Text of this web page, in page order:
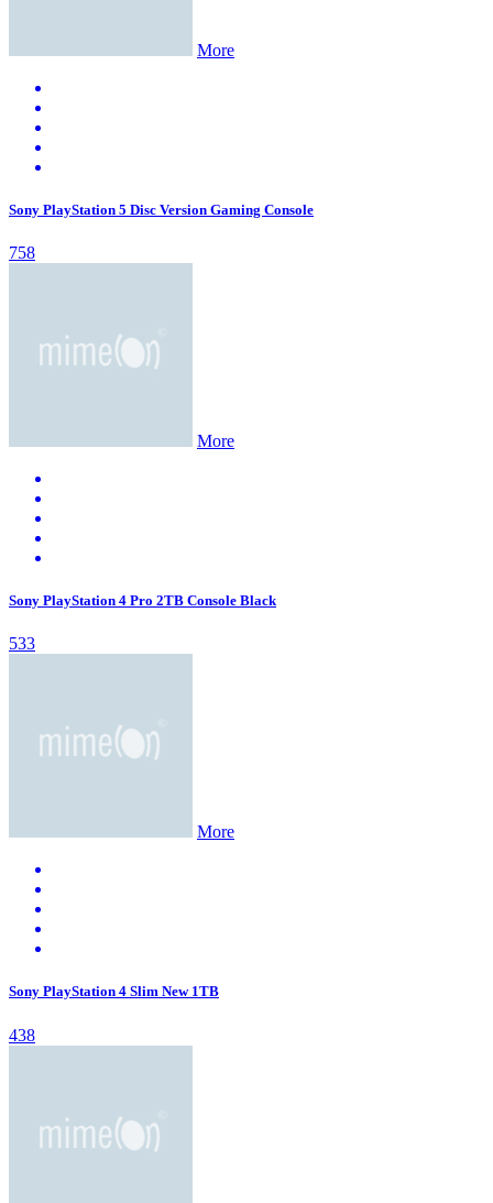
More
Sony PlayStation 5 Disc Version Gaming Console
758
More
Sony PlayStation 4 Pro 2TB Console Black
533
More
Sony PlayStation 4 Slim New 1TB
438